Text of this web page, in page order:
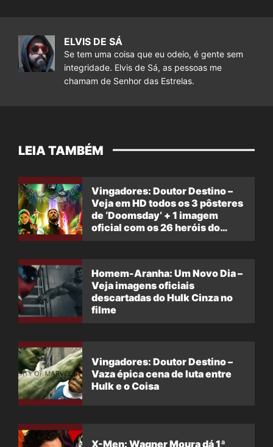
ELVIS DE SÁ
Se tem uma coisa que eu odeio, é gente sem
integridade. Elvis de Sá, as pessoas me
chamam de Senhor das Estrelas.
LEIA TAMBÉM
Vingadores: Doutor Destino –
Veja em HD todos os 3 pôsteres
de ‘Doomsday’ + 1 imagem
oficial com os 26 heróis do
Homem-Aranha: Um Novo Dia –
Veja imagens oficiais
descartadas do Hulk Cinza no
filme
Vingadores: Doutor Destino –
Vaza épica cena de luta entre
Hulk e o Coisa
X-Men: Wagner Moura dá 1ª